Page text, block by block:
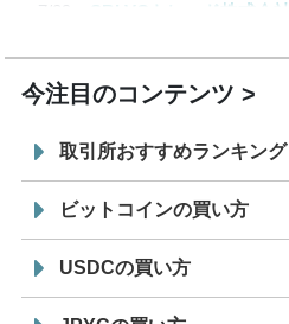
7/29
SBI VCトレード株式会社
今注目のコンテンツ
取引所おすすめランキング
ビットコインの買い方
USDCの買い方